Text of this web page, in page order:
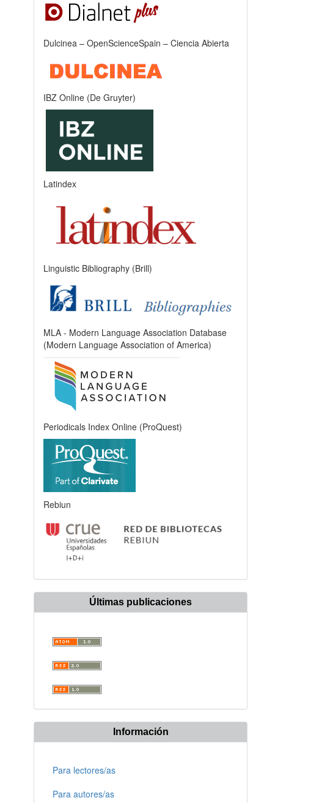
Dulcinea – OpenScienceSpain – Ciencia Abierta
IBZ Online (De Gruyter)
Latindex
Linguistic Bibliography (Brill)
MLA - Modern Language Association Database
(Modern Language Association of America)
Periodicals Index Online (ProQuest)
Rebiun
Últimas publicaciones
Información
Para lectores/as
Para autores/as